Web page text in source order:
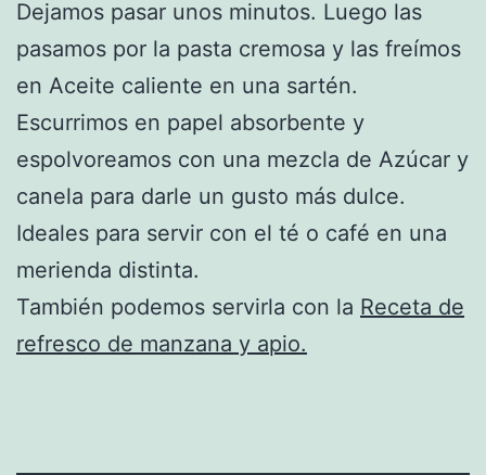
Dejamos pasar unos minutos. Luego las
pasamos por la pasta cremosa y las freímos
en Aceite caliente en una sartén.
Escurrimos en papel absorbente y
espolvoreamos con una mezcla de Azúcar y
canela para darle un gusto más dulce.
Ideales para servir con el té o café en una
merienda distinta.
También podemos servirla con la Receta de
refresco de manzana y apio.